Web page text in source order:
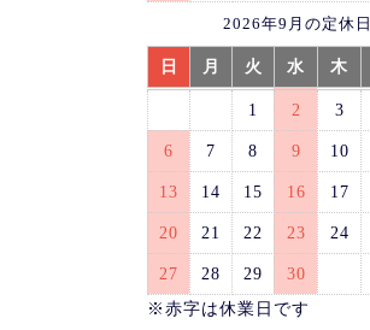
2026年9月の定休日
日 月 火 水 木
1 2 3
6 7 8 9 10
13 14 15 16 17
20 21 22 23 24
27 28 29
30
※赤字は休業日です